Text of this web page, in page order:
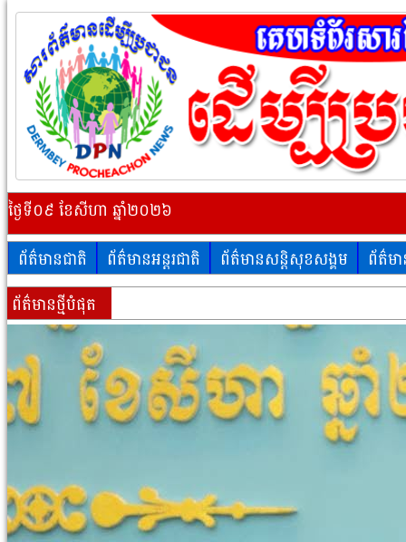
ថ្ងៃទី០៩ ខែសីហា ឆ្នាំ២០២៦
ព័ត៌មានជាតិ
ព័ត៌មានអន្តរជាតិ ព័ត៌មានសន្តិសុខសង្គម
ព័ត៌ម
ព័ត៌មានថ្មីបំផុត